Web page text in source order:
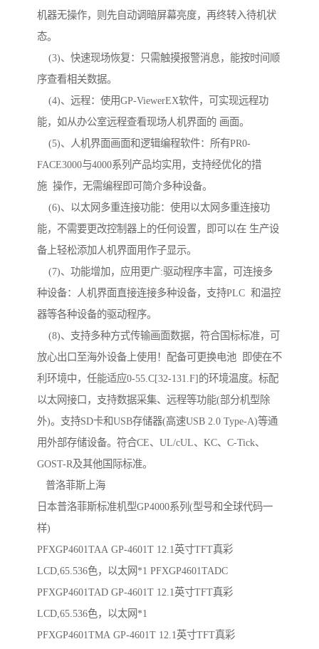
机器无操作，则先自动调暗屏幕亮度，再终转入待机状
态。
(3)、快速现场恢复：只需触摸报警消息，能按时间顺
序查看相关数据。
(4)、远程：使用GP-ViewerEX软件，可实现远程功
能，如从办公室远程查看现场人机界面的 画面。
(5)、人机界面画面和逻辑编程软件：所有PR0-
FACE3000与4000系列产品均实用，支持经优化的措
施 操作，无需编程即可简介多种设备。
(6)、以太网多重连接功能：使用以太网多重连接功
能，不需要更改控制器上的任何设置，即可以在 生产设
备上轻松添加人机界面用作子显示。
(7)、功能增加，应用更广:驱动程序丰富，可连接多
种设备：人机界面直接连接多种设备，支持PLC 和温控
器等各种设备的驱动程序。
(8)、支持多种方式传输画面数据，符合国标标准，可
放心出口至海外设备上使用！配备可更换电池 即使在不
利环境中，任能适应0-55.C[32-131.F]的环境温度。标配
以太网接口，支持数据采集、远程等功能(部分机型除
外)。支持SD卡和USB存储器(高速USB 2.0 Type-A)等通
用外部存储设备。符合CE、UL/cUL、KC、C-Tick、
GOST-R及其他国际标准。
普洛菲斯上海
日本普洛菲斯标准机型GP4000系列(型号和全球代码一
样)
PFXGP4601TAA GP-4601T 12.1英寸TFT真彩
LCD,65.536色，以太网*1 PFXGP4601TADC
PFXGP4601TAD GP-4601T 12.1英寸TFT真彩
LCD,65.536色，以太网*1
PFXGP4601TMA GP-4601T 12.1英寸TFT真彩